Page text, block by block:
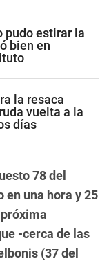
pudo estirar la
bien en
la resaca
vuelta a la
días
78 del
en una hora y 25
-cerca de las
(37 del